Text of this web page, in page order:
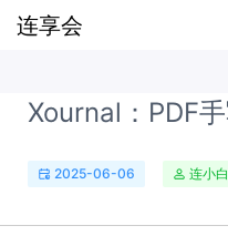
连享会
Xournal：PDF
2025-06-06 连小白